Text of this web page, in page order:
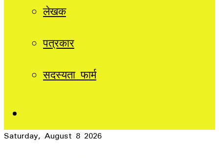
लेखक
पत्रकार
सदस्यता फार्म
Saturday, August 8 2026